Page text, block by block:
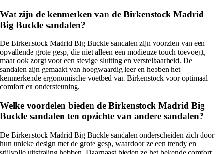
Wat zijn de kenmerken van de Birkenstock Madrid
Big Buckle sandalen?
De Birkenstock Madrid Big Buckle sandalen zijn voorzien van een
opvallende grote gesp, die niet alleen een modieuze touch toevoegt,
maar ook zorgt voor een stevige sluiting en verstelbaarheid. De
sandalen zijn gemaakt van hoogwaardig leer en hebben het
kenmerkende ergonomische voetbed van Birkenstock voor optimaal
comfort en ondersteuning.
Welke voordelen bieden de Birkenstock Madrid Big
Buckle sandalen ten opzichte van andere sandalen?
De Birkenstock Madrid Big Buckle sandalen onderscheiden zich door
hun unieke design met de grote gesp, waardoor ze een trendy en
stijlvolle uitstraling hebben. Daarnaast bieden ze het bekende comfort